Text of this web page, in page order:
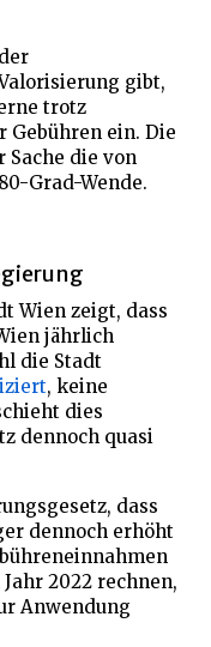
gibt,
trotz
ein. Die
Sache die von
Grad-Wende.
Wien zeigt, dass
jährlich
die Stadt
, keine
dies
dennoch quasi
dass
dennoch erhöht
2022 rechnen,
Anwendung